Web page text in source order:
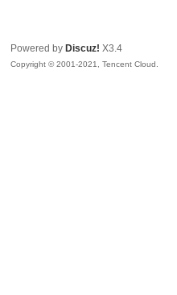
Powered by Discuz! X3.4
Copyright © 2001-2021, Tencent Cloud.